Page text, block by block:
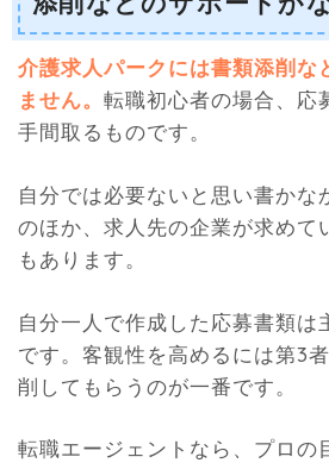
介護求人パークには書類添削な
ません。転職初心者の場合、応
手間取るものです。
自分では必要ないと思い書かな
のほか、求人先の企業が求めて
もあります。
自分一人で作成した応募書類は
です。客観性を高めるには第3
削してもらうのが一番です。
転職エージェントなら、プロの